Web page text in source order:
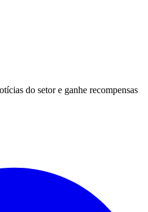
do setor e ganhe recompensas